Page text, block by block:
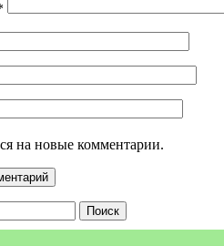
на новые комментарии.